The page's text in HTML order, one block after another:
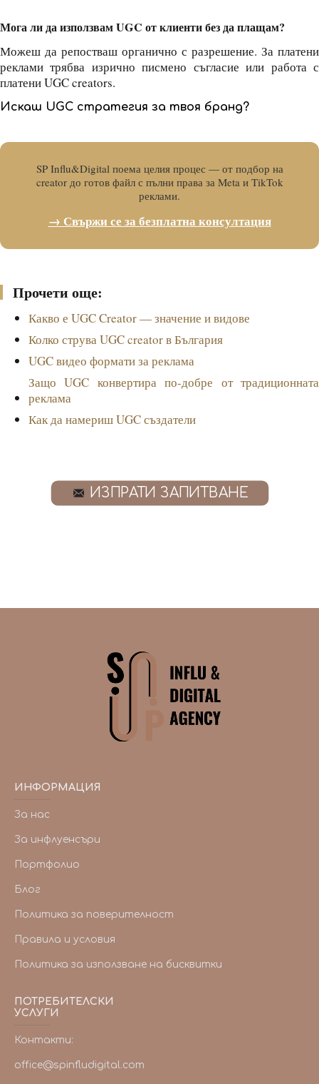
Мога ли да използвам UGC от клиенти без да плащам?
Можеш да репостваш органично с разрешение. За платени
реклами трябва изрично писмено съгласие или работа с
платени UGC creators.
Искаш UGC стратегия за твоя бранд?
SP Influ&Digital поема целия процес — от подбор на
creator до готов файл с пълни права за Meta и TikTok
реклами.
→ Свържи се за безплатна консултация
Прочети още:
Какво е UGC Creator — значение и видове
Колко струва UGC creator в България
UGC видео формати за реклама
Защо UGC конвертира по-добре от традиционната
реклама
Как да намериш UGC създатели
ИЗПРАТИ ЗАПИТВАНЕ
ИНФОРМАЦИЯ
За нас
За инфлуенсъри
Портфолио
Блог
Политика за поверителност
Правила и условия
Политика за използване на бисквитки
ПОТРЕБИТЕЛСКИ
УСЛУГИ
Контакти:
office@spinfludigital.com